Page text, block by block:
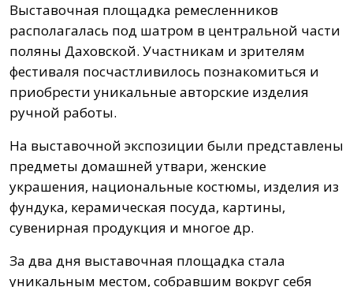
Выставочная площадка ремесленников
располагалась под шатром в центральной части
поляны Даховской. Участникам и зрителям
фестиваля посчастливилось познакомиться и
приобрести уникальные авторские изделия
ручной работы.
На выставочной экспозиции были представлены
предметы домашней утвари, женские
украшения, национальные костюмы, изделия из
фундука, керамическая посуда, картины,
сувенирная продукция и многое др.
За два дня выставочная площадка стала
уникальным местом, собравшим вокруг себя